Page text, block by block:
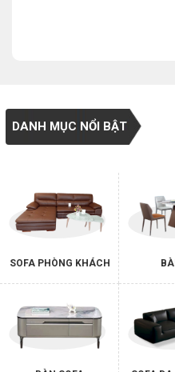
DANH MỤC NỔI BẬT
SOFA PHÒNG KHÁCH